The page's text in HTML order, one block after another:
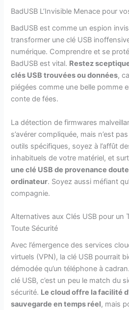
BadUSB L’Invisible Menace pour
BadUSB est comme un espion
transformer une clé USB
numérique. Comprendre et se
BadUSB est vital. Restez
clés USB trouvées ou données,
piégées comme une belle pomme
conte de fées.
La détection de firmwares
s’avérer compliquée, mais n’est
outils spécifiques, soyez à l’affût
inhabituels de votre matériel, et
une clé USB de provenance
ordinateur. Soyez aussi méfiant
compagnie.
Alternatives aux Clés USB pour un
Toute Sécurité
Avec l’émergence des services
virtuels (VPN), la clé USB pourrait
démodée qu’un téléphone à
clé USB, c’est un peu le match du
sécurité. Le cloud offre la facilité
sauvegarde en temps réel, mais